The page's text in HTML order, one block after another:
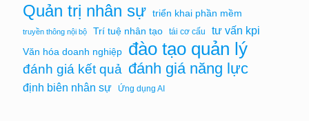
Quản trị nhân sự triển khai phần mềm
truyền thông nội bộ Trí tuệ nhân tạo tái cơ cấu tư vấn kpi
Văn hóa doanh nghiệp đào tạo quản lý
đánh giá kết quả đánh giá năng lực
định biên nhân sự Ứng dụng AI